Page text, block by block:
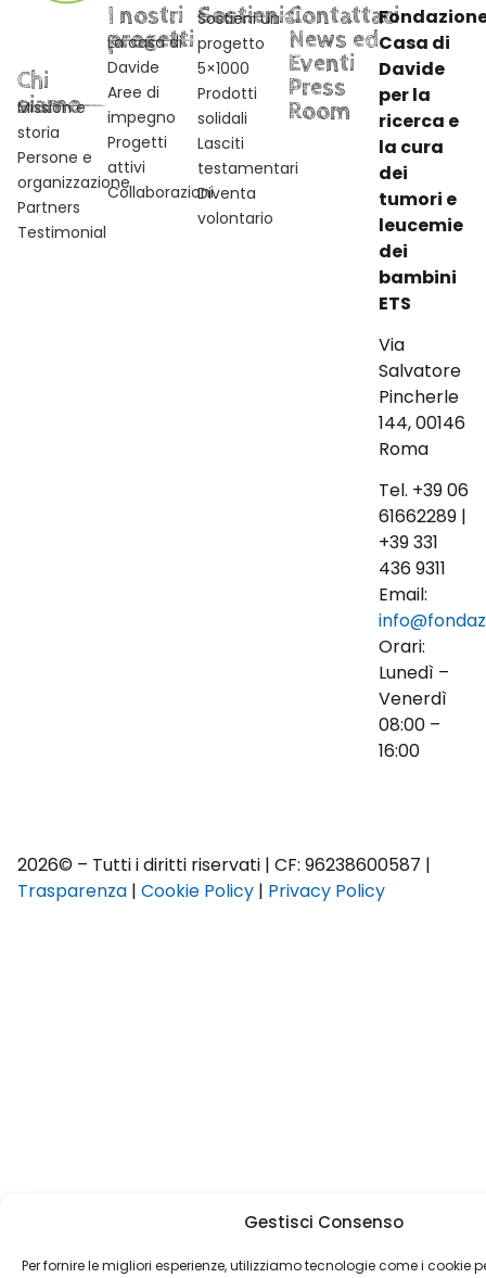
Gestisci Consenso
Per fornire le migliori esperienze, utilizziamo tecnologie come i cookie
Chi
siamo
Mission e
storia
Persone e
organizzazione
Partners
Testimonial
I nostri
progetti
La casa di
Davide
Aree di
impegno
Progetti
attivi
Collaborazioni
Sostienici
Sostieni un
progetto
5×1000
Prodotti
solidali
Lasciti
testamentari
Diventa
volontario
Contattaci
News ed
Eventi
Press
Room
Casa di
Davide
per la
ricerca e
la cura
dei
tumori e
leucemie
dei
bambini
ETS
Via
Salvatore
Pincherle
144, 00146
Roma
Tel. +39 06
61662289 |
+39 331
436 9311
Email:
Orari:
Lunedì –
Venerdì
08:00 –
16:00
2026© – Tutti i diritti riservati | CF: 96238600587 |
Trasparenza| Cookie Policy| Privacy Policy